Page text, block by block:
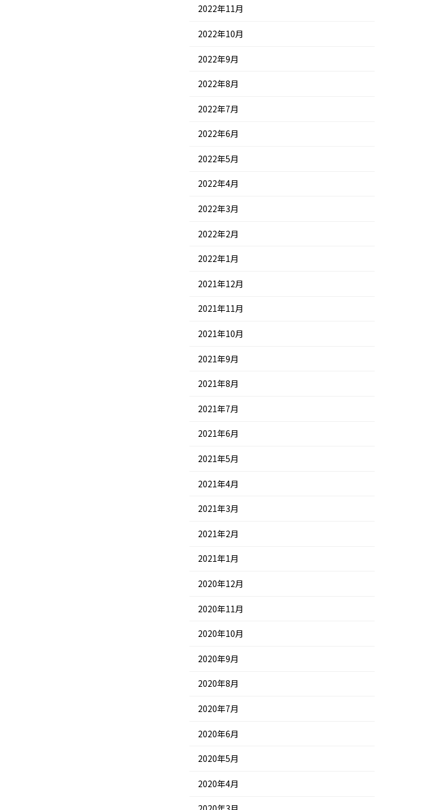
2022年11月
2022年10月
2022年9月
2022年8月
2022年7月
2022年6月
2022年5月
2022年4月
2022年3月
2022年2月
2022年1月
2021年12月
2021年11月
2021年10月
2021年9月
2021年8月
2021年7月
2021年6月
2021年5月
2021年4月
2021年3月
2021年2月
2021年1月
2020年12月
2020年11月
2020年10月
2020年9月
2020年8月
2020年7月
2020年6月
2020年5月
2020年4月